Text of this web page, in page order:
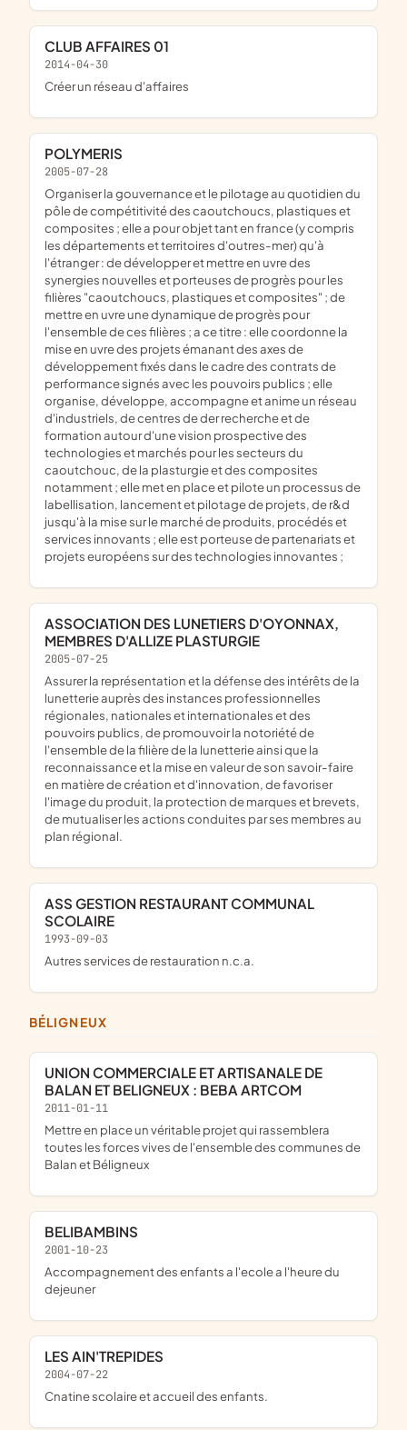
CLUB AFFAIRES 01
2014-04-30
créer un réseau d'affaires
POLYMERIS
2005-07-28
organiser la gouvernance et le pilotage au quotidien du
pôle de compétitivité des caoutchoucs, plastiques et
composites ; elle a pour objet tant en france (y compris
les départements et territoires d'outres-mer) qu'à
l'étranger : de développer et mettre en uvre des
synergies nouvelles et porteuses de progrès pour les
filières "caoutchoucs, plastiques et composites" ; de
mettre en uvre une dynamique de progrès pour
l'ensemble de ces filières ; a ce titre : elle coordonne la
mise en uvre des projets émanant des axes de
développement fixés dans le cadre des contrats de
performance signés avec les pouvoirs publics ; elle
organise, développe, accompagne et anime un réseau
d'industriels, de centres de der recherche et de
formation autour d'une vision prospective des
technologies et marchés pour les secteurs du
caoutchouc, de la plasturgie et des composites
notamment ; elle met en place et pilote un processus de
labellisation, lancement et pilotage de projets, de r&d
jusqu'à la mise sur le marché de produits, procédés et
services innovants ; elle est porteuse de partenariats et
projets européens sur des technologies innovantes ;
ASSOCIATION DES LUNETIERS D'OYONNAX,
MEMBRES D'ALLIZE PLASTURGIE
2005-07-25
assurer la représentation et la défense des intérêts de la
lunetterie auprès des instances professionnelles
régionales, nationales et internationales et des
pouvoirs publics, de promouvoir la notoriété de
l'ensemble de la filière de la lunetterie ainsi que la
reconnaissance et la mise en valeur de son savoir-faire
en matière de création et d'innovation, de favoriser
l'image du produit, la protection de marques et brevets,
de mutualiser les actions conduites par ses membres au
plan régional.
ASS GESTION RESTAURANT COMMUNAL
SCOLAIRE
1993-09-03
Autres services de restauration n.c.a.
BÉLIGNEUX
UNION COMMERCIALE ET ARTISANALE DE
BALAN ET BELIGNEUX : BEBA ARTCOM
2011-01-11
mettre en place un véritable projet qui rassemblera
toutes les forces vives de l'ensemble des communes de
Balan et Béligneux
BELIBAMBINS
2001-10-23
accompagnement des enfants a l'ecole a l'heure du
dejeuner
LES AIN'TREPIDES
2004-07-22
cnatine scolaire et accueil des enfants.